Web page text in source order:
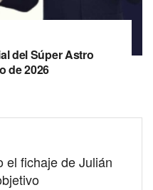
del Súper Astro
de 2026
el fichaje de Julián